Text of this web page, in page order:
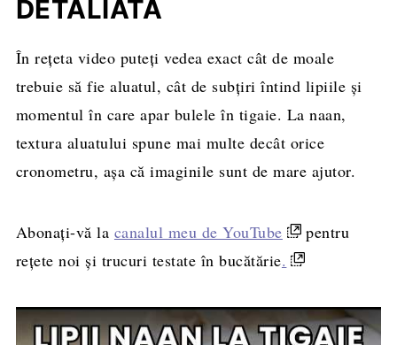
DETALIATĂ
În rețeta video puteți vedea exact cât de moale
trebuie să fie aluatul, cât de subțiri întind lipiile și
momentul în care apar bulele în tigaie. La naan,
textura aluatului spune mai multe decât orice
cronometru, așa că imaginile sunt de mare ajutor.
Abonați-vă la canalul meu de YouTube
pentru
rețete noi și trucuri testate în bucătărie.